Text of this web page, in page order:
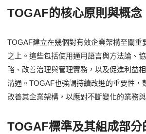
TOGAF的核心原則與概念
TOGAF建立在幾個對有效企業架構至關重
之上。這些包括使用通用語言與方法論、
略、改善治理與管理實務，以及促進利益
溝通。TOGAF也強調持續改進的重要性，
改善其企業架構，以應對不斷變化的業務
TOGAF標準及其組成部分